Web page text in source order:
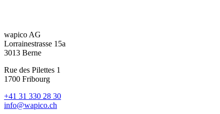
wapico AG
Lorrainestrasse 15a
3013 Berne
Rue des Pilettes 1
1700 Fribourg
+41 31 330 28 30
info@wapico.ch